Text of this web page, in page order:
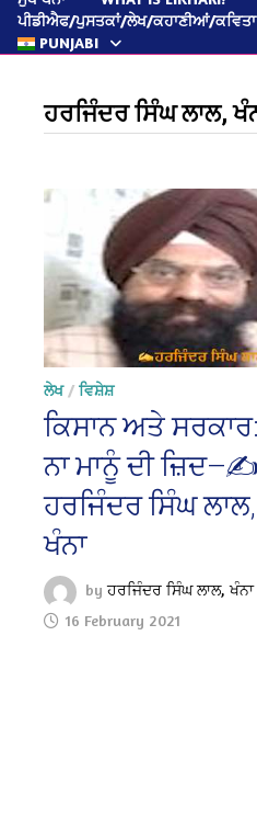
ਪੀਡੀਐਫ/ਪੁਸਤਕਾਂ/ਲੇਖ/ਕਹਾਣੀਆਂ/ਕਵਿਤਾ
PUNJABI
ਹਰਜਿੰਦਰ ਸਿੰਘ ਲਾਲ,
ਲੇਖ/ਵਿਸ਼ੇਸ਼
ਕਿਸਾਨ ਅਤੇ
ਨਾ ਮਾਨੂੰ ਦੀ ਜ਼ਿਦ—✍️
ਹਰਜਿੰਦਰ ਸਿੰਘ ਲਾਲ,
ਖੰਨਾ
byਹਰਜਿੰਦਰ ਸਿੰਘ ਲਾਲ, ਖੰਨਾ
16 February 2021